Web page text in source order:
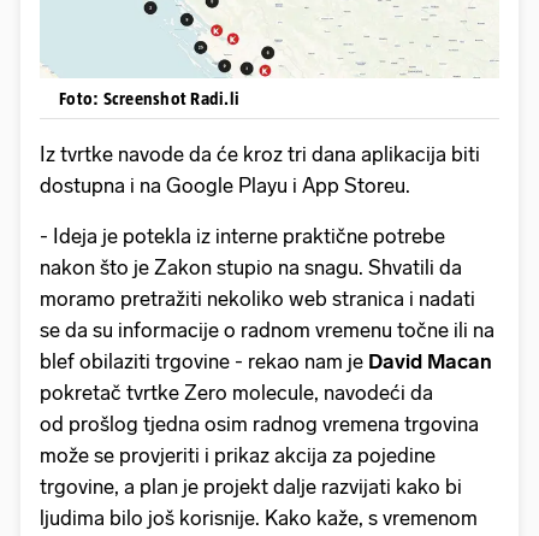
Foto: Screenshot Radi.li
Iz tvrtke navode da će kroz tri dana aplikacija biti
dostupna i na Google Playu i App Storeu.
- Ideja je potekla iz interne praktične potrebe
nakon što je Zakon stupio na snagu. Shvatili da
moramo pretražiti nekoliko web stranica i nadati
se da su informacije o radnom vremenu točne ili na
blef obilaziti trgovine - rekao nam je David Macan
pokretač tvrtke Zero molecule, navodeći da
od prošlog tjedna osim radnog vremena trgovina
može se provjeriti i prikaz akcija za pojedine
trgovine, a plan je projekt dalje razvijati kako bi
ljudima bilo još korisnije. Kako kaže, s vremenom